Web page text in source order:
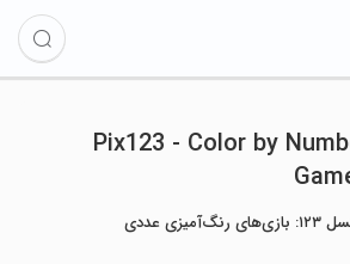
Pix123 - Color by
رنگ‌آمیزی عددی